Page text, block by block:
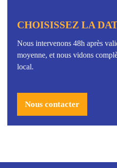
CHOISISSEZ LA
Nous intervenons 48h après
moyenne, et nous vidons
local.
Nous contacter